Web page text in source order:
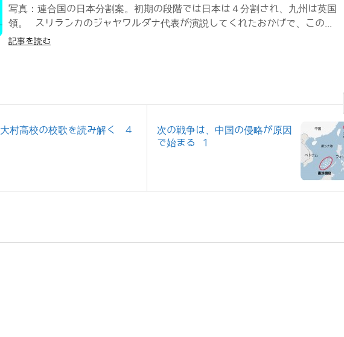
写真：連合国の日本分割案。初期の段階では日本は４分割され、九州は英国
領。 スリランカのジャヤワルダナ代表が演説してくれたおかげで、この...
記事を読む
大村高校の校歌を読み解く 4
次の戦争は、中国の侵略が原因
で始まる 1